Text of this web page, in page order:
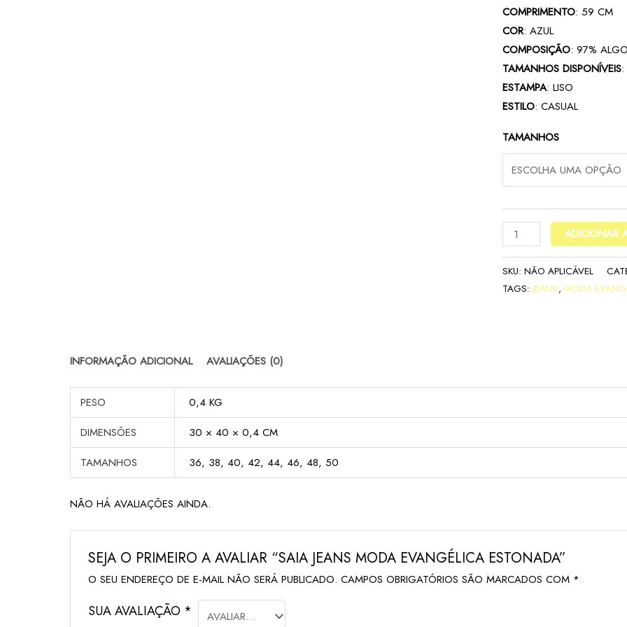
COMPRIMENTO: 59 CM
COR: AZUL
COMPOSIÇÃO: 97%
TAMANHOS DISPONÍVEIS:
ESTAMPA: LISO
ESTILO: CASUAL
TAMANHOS
ADICIONAR
SKU: NÃO APLICÁVEL
TAGS: JEANS, MODA
INFORMAÇÃO ADICIONAL AVALIAÇÕES (0)
PESO
0,4 KG
DIMENSÕES
30 × 40 × 0,4 CM
TAMANHOS
36, 38, 40, 42, 44, 46, 48, 50
NÃO HÁ AVALIAÇÕES AINDA.
SEJA O PRIMEIRO A AVALIAR “SAIA JEANS MODA EVANGÉLICA ESTONADA”
O SEU ENDEREÇO DE E-MAIL NÃO SERÁ PUBLICADO. CAMPOS OBRIGATÓRIOS SÃO MARCADOS COM *
SUA AVALIAÇÃO *